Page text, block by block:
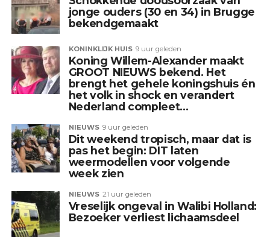
jonge ouders (30 en 34) in Brugge
bekendgemaakt
KONINKLIJK HUIS 9 uur geleden
Koning Willem-Alexander maakt
GROOT NIEUWS bekend. Het
brengt het gehele koningshuis én
het volk in shock en verandert
Nederland compleet…
NIEUWS 9 uur geleden
Dit weekend tropisch, maar dat is
pas het begin: DIT laten
weermodellen voor volgende
week zien
NIEUWS 21 uur geleden
Vreselijk ongeval in Walibi Holland:
Bezoeker verliest lichaamsdeel